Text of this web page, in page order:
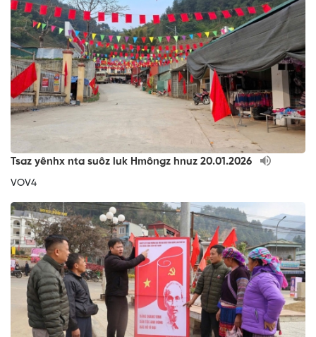
Tsaz yênhx nta suôz luk Hmôngz hnuz 20.01.2026
VOV4